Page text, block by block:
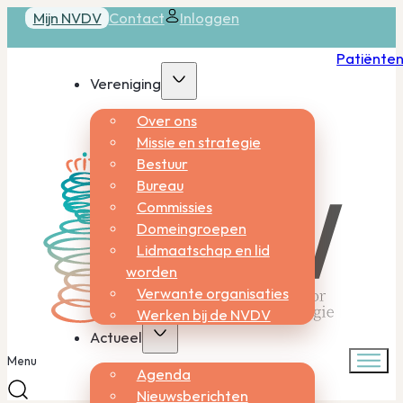
Mijn NVDV Contact Inloggen
Vereniging
Over ons
Missie en strategie
Bestuur
Bureau
Commissies
Domeingroepen
Lidmaatschap en lid
worden
Verwante organisaties
Werken bij de NVDV
Actueel
Agenda
Nieuwsberichten
Menu